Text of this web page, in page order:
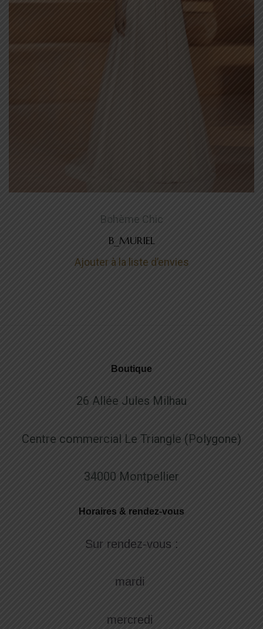
Bohème Chic
B_MURIEL
Ajouter à la liste d’envies
Boutique
26 Allée Jules Milhau
Centre commercial Le Triangle (Polygone)
34000 Montpellier
Horaires & rendez-vous
Sur rendez-vous :
mardi
mercredi